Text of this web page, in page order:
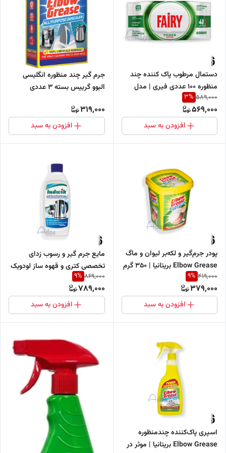
دستمال مرطوب پاک کننده چند
منظوره 100 عددی فیری | مدل
Power Wipes
589,000
3%
569,000
افزودن به سبد
جرم گیر چند منظوره انگلیسی
البوو گرییس بسته 3 عددی
319,000
افزودن به سبد
پودر جرم‌گیر و لکه‌بر لیوان و ماگ
Elbow Grease بریتانیا | 350 گرم
419,000
9%
379,000
افزودن به سبد
مایع جرم گیر و رسوب زدای
تخصصی کتری و قهوه ساز لودویک
| 250 میل
869,000
9%
789,000
افزودن به سبد
اسپری پاک‌کننده چندمنظوره
Elbow Grease بریتانیا | موثر در